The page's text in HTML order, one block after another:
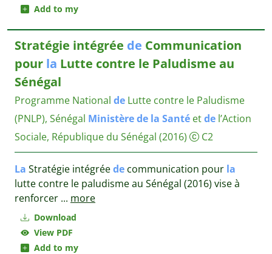
Add to my
Download
View PDF
Add to my
Stratégie intégrée de Communication
pour la Lutte contre le Paludisme au
Sénégal
Programme National de Lutte contre le Paludisme
(PNLP), Sénégal Ministèrede la Santé etde l’Action
Sociale, République du Sénégal (2016) C2
La Stratégie intégréede communication pour la
lutte contre le paludisme au Sénégal (2016) vise à
renforcer ... more